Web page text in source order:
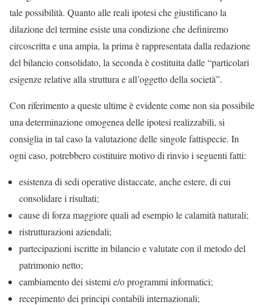
tale possibilità. Quanto alle reali ipotesi che giustificano la
dilazione del termine esiste una condizione che definiremo
circoscritta e una ampia, la prima è rappresentata dalla redazione
del bilancio consolidato, la seconda è costituita dalle “particolari
esigenze relative alla struttura e all’oggetto della società”.
Con riferimento a queste ultime è evidente come non sia possibile
una determinazione omogenea delle ipotesi realizzabili, si
consiglia in tal caso la valutazione delle singole fattispecie. In
ogni caso, potrebbero costituire motivo di rinvio i seguenti fatti:
esistenza di sedi operative distaccate, anche estere, di cui
consolidare i risultati;
cause di forza maggiore quali ad esempio le calamità naturali;
ristrutturazioni aziendali;
partecipazioni iscritte in bilancio e valutate con il metodo del
patrimonio netto;
cambiamento dei sistemi e/o programmi informatici;
recepimento dei principi contabili internazionali;